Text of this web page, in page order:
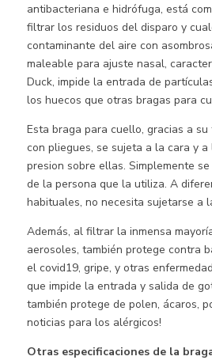
antibacteriana e hidrófuga, está
filtrar los residuos del disparo y
contaminante del aire con
maleable para ajuste nasal,
Duck, impide la entrada de
los huecos que otras bragas para
Esta braga para cuello, gracias a
con pliegues, se sujeta a la cara y
presion sobre ellas. Simplemente
de la persona que la utiliza. A
habituales, no necesita sujetarse a
Además, al filtrar la inmensa
aerosoles, también protege contra
el covid19, gripe, y otras
que impide la entrada y salida de
también protege de polen, ácaros,
noticias para los alérgicos!
Otras especificaciones de la